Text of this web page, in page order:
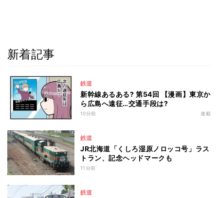
新着記事
鉄道
新幹線あるある? 第54回 【漫画】東京か
ら広島へ遠征…交通手段は?
10分前 連載
鉄道
JR北海道「くしろ湿原ノロッコ号」ラス
トラン、記念ヘッドマークも
11分前
鉄道